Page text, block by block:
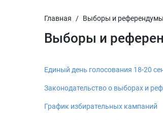
Главная / Выборы и референдумы
Выборы и
Единый день голосования 18-20
Законодательство о выборах и
График избирательных кампаний